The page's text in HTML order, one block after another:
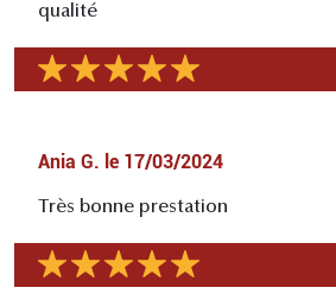
qualité
Ania G. le 17/03/2024
Très bonne prestation